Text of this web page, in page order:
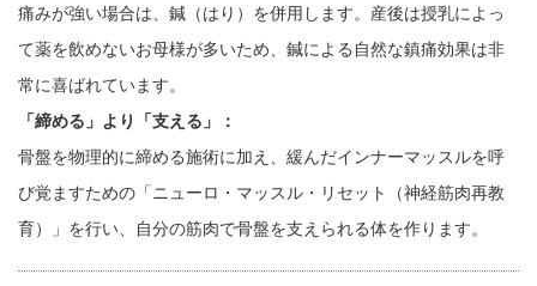
痛みが強い場合は、鍼（はり）を併用します。産後は授乳によっ
て薬を飲めないお母様が多いため、鍼による自然な鎮痛効果は非
常に喜ばれています。
「締める」より「支える」：
骨盤を物理的に締める施術に加え、緩んだインナーマッスルを呼
び覚ますための「ニューロ・マッスル・リセット（神経筋肉再教
育）」を行い、自分の筋肉で骨盤を支えられる体を作ります。